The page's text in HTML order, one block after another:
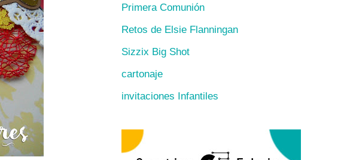
Primera Comunión
Retos de Elsie Flanningan
Sizzix Big Shot
cartonaje
invitaciones Infantiles